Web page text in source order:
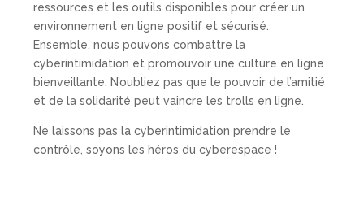
ressources et les outils disponibles pour créer un
environnement en ligne positif et sécurisé.
Ensemble, nous pouvons combattre la
cyberintimidation et promouvoir une culture en ligne
bienveillante. N’oubliez pas que le pouvoir de l’amitié
et de la solidarité peut vaincre les trolls en ligne.
Ne laissons pas la cyberintimidation prendre le
contrôle, soyons les héros du cyberespace !